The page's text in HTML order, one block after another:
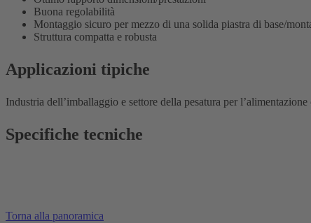
Buona regolabilità
Montaggio sicuro per mezzo di una solida piastra di base/
Struttura compatta e robusta
Applicazioni tipiche
Industria dell’imballaggio e settore della pesatura per
Specifiche tecniche
Torna alla panoramica